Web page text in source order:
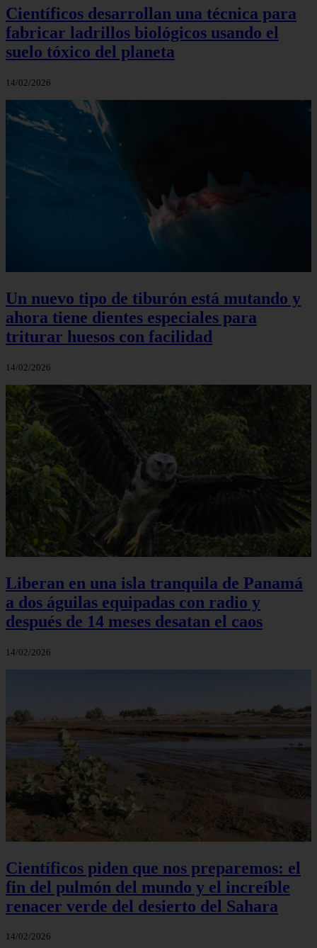
Científicos desarrollan una técnica para
fabricar ladrillos biológicos usando el
suelo tóxico del planeta
14/02/2026
Un nuevo tipo de tiburón está mutando y
ahora tiene dientes especiales para
triturar huesos con facilidad
14/02/2026
Liberan en una isla tranquila de Panamá
a dos águilas equipadas con radio y
después de 14 meses desatan el caos
14/02/2026
Científicos piden que nos preparemos: el
fin del pulmón del mundo y el increíble
renacer verde del desierto del Sahara
14/02/2026